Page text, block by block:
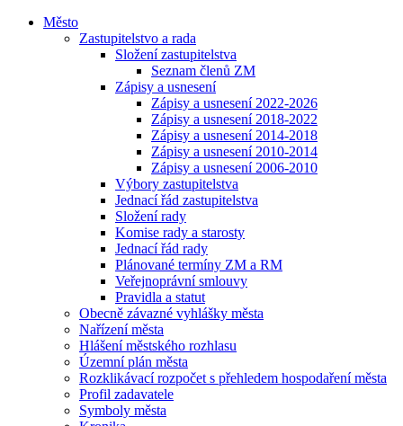
Město
Zastupitelstvo a rada
Složení zastupitelstva
Seznam členů ZM
Zápisy a usnesení
Zápisy a usnesení 2022-2026
Zápisy a usnesení 2018-2022
Zápisy a usnesení 2014-2018
Zápisy a usnesení 2010-2014
Zápisy a usnesení 2006-2010
Výbory zastupitelstva
Jednací řád zastupitelstva
Složení rady
Komise rady a starosty
Jednací řád rady
Plánované termíny ZM a RM
Veřejnoprávní smlouvy
Pravidla a statut
Obecně závazné vyhlášky města
Nařízení města
Hlášení městského rozhlasu
Územní plán města
Rozklikávací rozpočet s přehledem hospodaření města
Profil zadavatele
Symboly města